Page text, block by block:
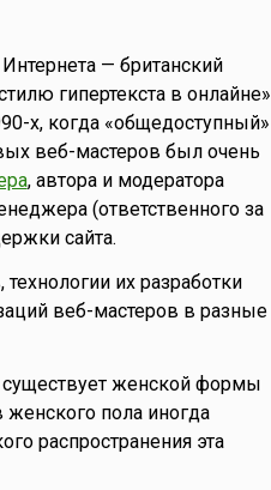
— британский
гипертекста в онлайне»
х, когда «общедоступный»
веб-мастеров был очень
, автора и модератора
(ответственного за
сайта.
их разработки
веб-мастеров в разные
существует женской формы
пола иногда
распространения эта